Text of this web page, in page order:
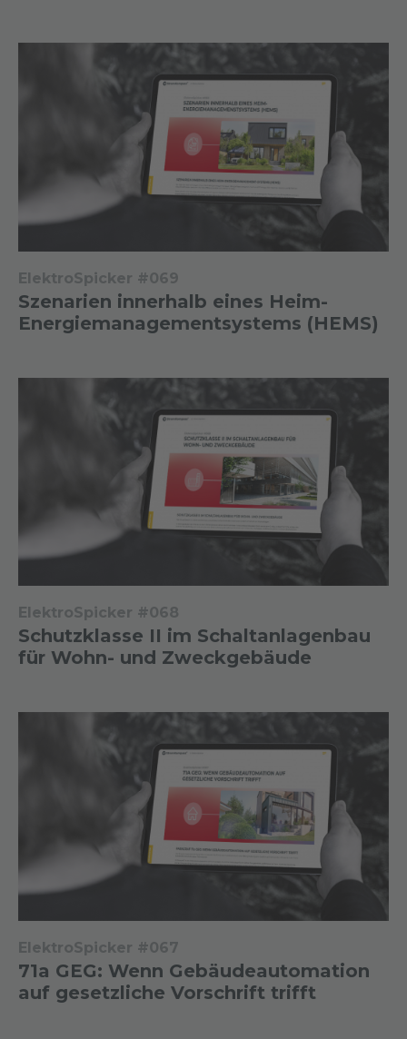
ElektroSpicker #069
Szenarien innerhalb eines Heim-
Energiemanagementsystems (HEMS)
ElektroSpicker #068
Schutzklasse II im Schaltanlagenbau
für Wohn- und Zweckgebäude
ElektroSpicker #067
71a GEG: Wenn Gebäudeautomation
auf gesetzliche Vorschrift trifft